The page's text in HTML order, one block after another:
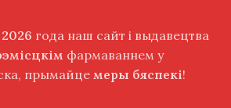
года наш сайт і выдавецтва
фармаваннем у
прымайце меры бяспекі!